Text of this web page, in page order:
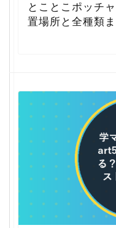
とことこポッチ
置場所と全種類